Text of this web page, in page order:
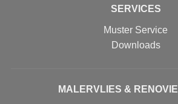
SERVICES
Muster Service
Downloads
MALERVLIES &